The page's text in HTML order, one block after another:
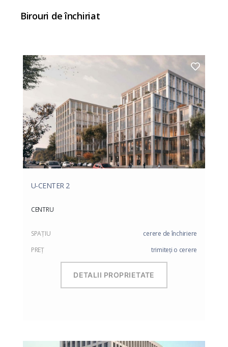
Birouri de închiriat
U-CENTER 2
CENTRU
SPAŢIU
cerere de închiriere
PREŢ
trimiteți o cerere
DETALII PROPRIETATE